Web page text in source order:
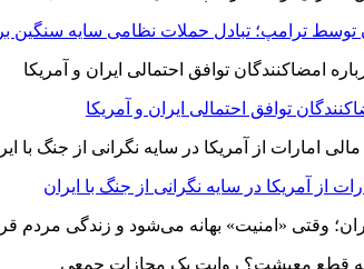
توسط ترامپ؛ تبادل حملات نظامی سایه سنگین
توافق احتمالی ایران و آمریکا
از آمریکا در سایه نگرانی از جنگ با ایران
دکمه قطع معیشت؟ روایت یک مجازات جمعی